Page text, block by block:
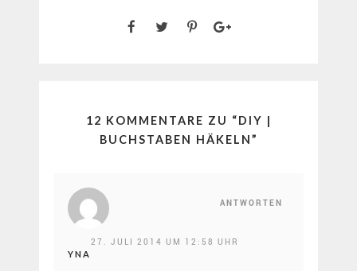
12 KOMMENTARE ZU “ DIY |
BUCHSTABEN HÄKELN ”
ANTWORTEN
YNA
27. JULI 2014 UM 12:58 UHR